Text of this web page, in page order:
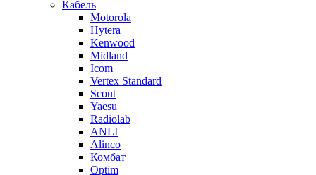
Кабель
Motorola
Hytera
Kenwood
Midland
Icom
Vertex Standard
Scout
Yaesu
Radiolab
ANLI
Alinco
Комбат
Optim